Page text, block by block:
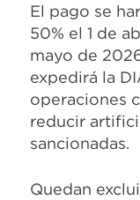
El pago se
50% el 1 de
mayo de
expedirá la
operaciones
reducir
sancionadas.
Quedan